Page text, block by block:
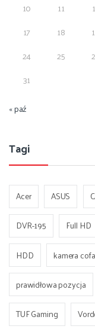
10
11
17
18
24
25
31
« paź
Tagi
Acer ASUS
DVR-195
Full HD
HDD
kamera
prawidłowa pozycja
TUF Gaming